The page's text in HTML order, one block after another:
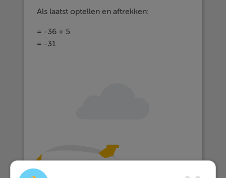
Als laatst optellen en aftrekken:
= -36 + 5
= -31